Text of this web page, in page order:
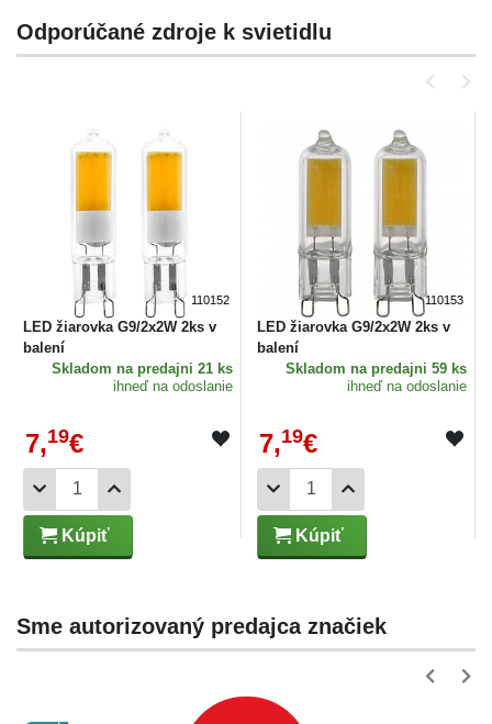
Odporúčané zdroje k svietidlu
110152
LED žiarovka G9/2x2W 2ks v
balení
Skladom na predajni 21 ks
ihneď na odoslanie
7,19€
Kúpiť
110153
LED žiarovka G9/2x2W 2ks v
balení
Skladom na predajni 59 ks
ihneď na odoslanie
7,19€
Kúpiť
Sme autorizovaný predajca značiek